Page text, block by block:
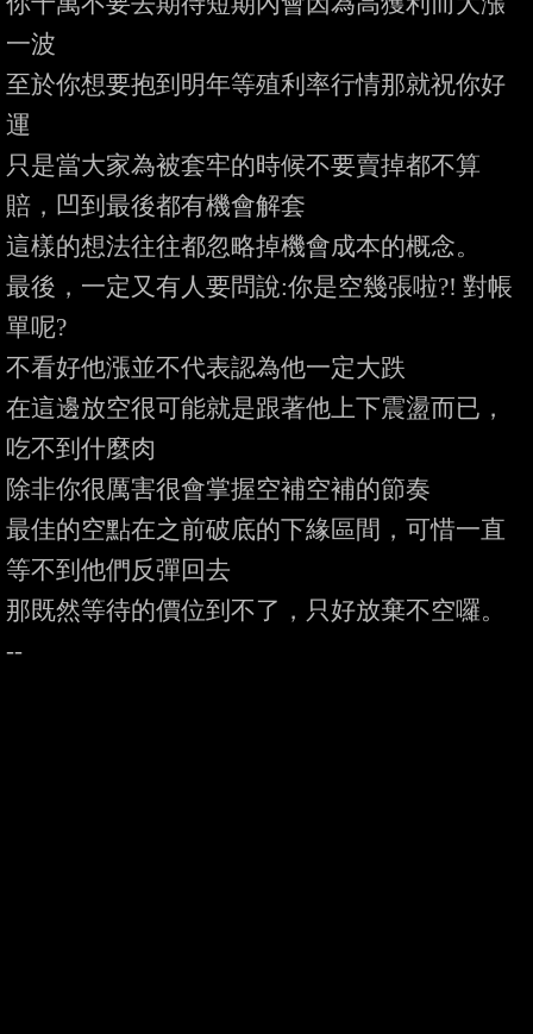
一波
至於你想要抱到明年等殖利率行情那就祝你好
運
只是當大家為被套牢的時候不要賣掉都不算
賠，凹到最後都有機會解套
這樣的想法往往都忽略掉機會成本的概念。
最後，一定又有人要問說:你是空幾張啦?! 對帳
單呢?
不看好他漲並不代表認為他一定大跌
在這邊放空很可能就是跟著他上下震盪而已，
吃不到什麼肉
除非你很厲害很會掌握空補空補的節奏
最佳的空點在之前破底的下緣區間，可惜一直
等不到他們反彈回去
那既然等待的價位到不了，只好放棄不空囉。